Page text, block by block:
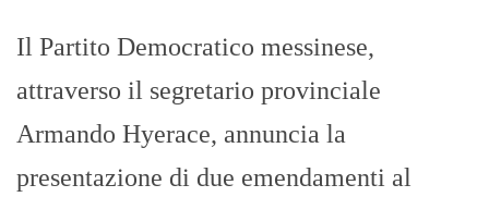
Il Partito Democratico messinese,
attraverso il segretario provinciale
Armando Hyerace, annuncia la
presentazione di due emendamenti al